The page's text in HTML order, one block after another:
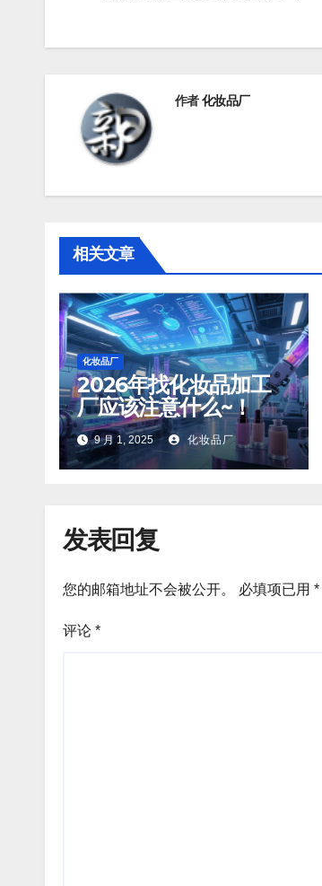
航
作者化妆品厂
相关文章
化妆品厂
2026年找化妆品加工
厂应该注意什么~！
9 月 1, 2025 化妆品厂
发表回复
您的邮箱地址不会被公开。 必填项已用 *
评论 *